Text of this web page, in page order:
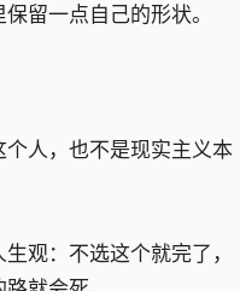
留一点自己的形状。
人，也不是现实主义本
观：不选这个就完了，